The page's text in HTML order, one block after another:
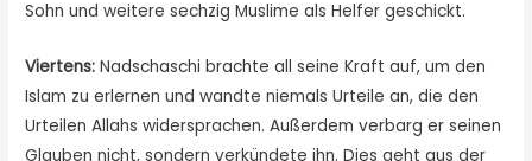
Sohn und weitere sechzig Muslime als Helfer geschickt.
Viertens: Nadschaschi brachte all seine Kraft auf, um den
Islam zu erlernen und wandte niemals Urteile an, die den
Urteilen Allahs widersprachen. Außerdem verbarg er seinen
Glauben nicht, sondern verkündete ihn. Dies geht aus der